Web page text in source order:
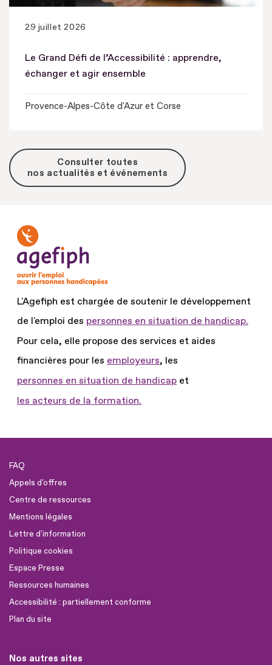
29 juillet 2026
Le Grand Défi de l’Accessibilité : apprendre,
échanger et agir ensemble
Provence-Alpes-Côte d'Azur et Corse
Consulter toutes
nos actualités et événements
L'Agefiph est chargée de soutenir le développement
de l'emploi des personnes en situation de handicap.
Pour cela, elle propose des services et aides
financières pour les employeurs, les
personnes en situation de handicap et
les acteurs de la formation.
FAQ
Appels d'offres
Centre de ressources
Mentions légales
Lettre d'information
Politique cookies
Espace Presse
Ressources humaines
Accessibilité : partiellement conforme
Plan du site
Nos autres sites